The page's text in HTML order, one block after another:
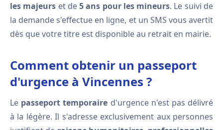
les majeurs et de5 ans pour les mineurs. Le suivi de
la demande s'effectue en ligne, et un SMS vous avertit
dès que votre titre est disponible au retrait en mairie.
Comment obtenir un passeport
d'urgence à Vincennes ?
Le passeport temporaire d'urgence n'est pas délivré
à la légère. Il s'adresse exclusivement aux personnes